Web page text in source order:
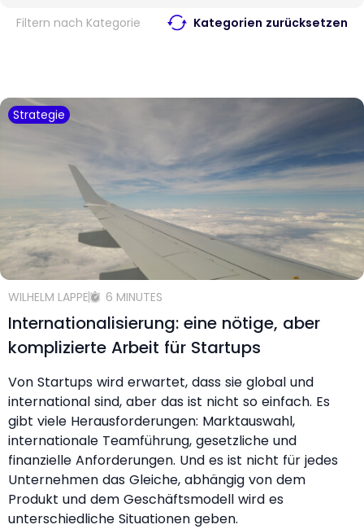
Filtern nach Kategorie Kategorien zurücksetzen
Strategie
WILHELM LAPPE 6 MINUTES
Internationalisierung: eine nötige, aber
komplizierte Arbeit für Startups
Von Startups wird erwartet, dass sie global und
international sind, aber das ist nicht so einfach. Es
gibt viele Herausforderungen: Marktauswahl,
internationale Teamführung, gesetzliche und
finanzielle Anforderungen. Und es ist nicht für jedes
Unternehmen das Gleiche, abhängig von dem
Produkt und dem Geschäftsmodell wird es
unterschiedliche Situationen geben.